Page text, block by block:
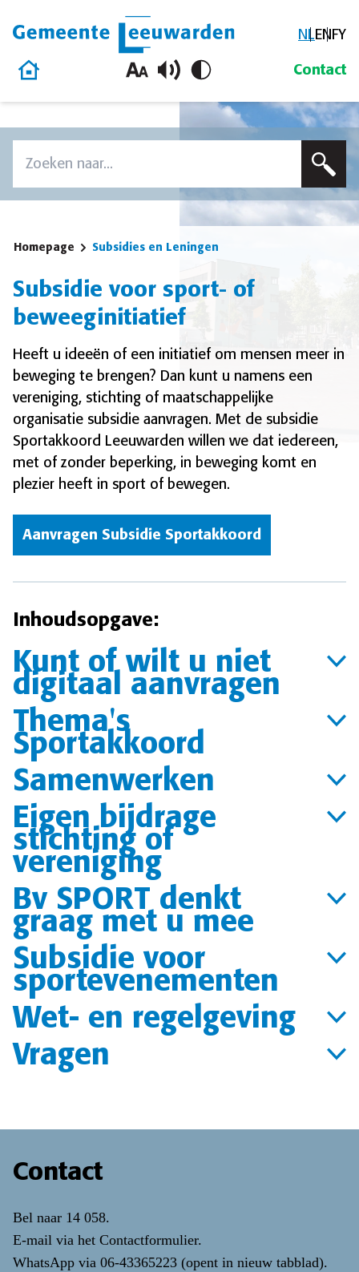
Gemeente Leeuwarden NLENFY
Homepage
Contact
Homepage Subsidies en Leningen
Subsidie voor sport- of
beweeginitiatief
Heeft u ideeën of een initiatief om mensen meer in
beweging te brengen? Dan kunt u namens een
vereniging, stichting of maatschappelijke
organisatie subsidie aanvragen. Met de subsidie
Sportakkoord Leeuwarden willen we dat iedereen,
met of zonder beperking, in beweging komt en
plezier heeft in sport of bewegen.
Aanvragen Subsidie Sportakkoord
Inhoudsopgave:
Kunt of wilt u niet
digitaal aanvragen
Thema's
Sportakkoord
Samenwerken
Eigen bijdrage
stichting of
vereniging
Bv SPORT denkt
graag met u mee
Subsidie voor
sportevenementen
Wet- en regelgeving
Vragen
Contact
Bel naar 14 058.
E-mail via het Contactformulier.
WhatsApp via 06-43365223 (opent in nieuw tabblad).